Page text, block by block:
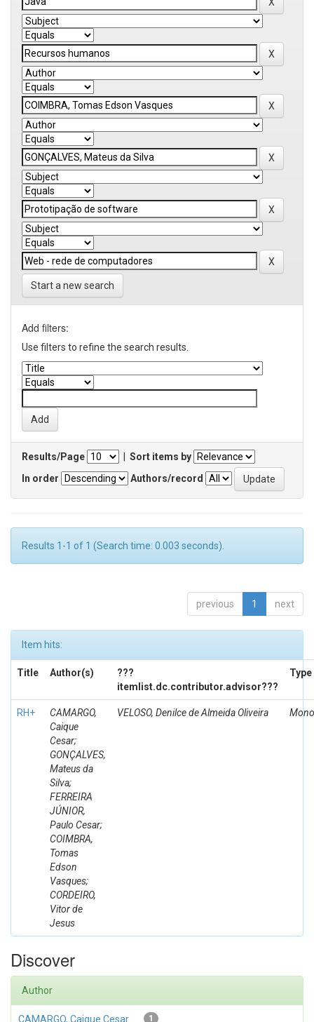
Start a new search
Add filters:
Use filters to refine the search results.
Results/Page
Sort items by
In order
Authors/record
Results 1-1 of 1 (Search time: 0.003 seconds).
previous 1 next
Item hits:
Title Author(s)
???
itemlist.dc.contributor.advisor???
Type
RH+
CAMARGO,
Caique
Cesar;
GONÇALVES,
Mateus da
Silva;
FERREIRA
JÚNIOR,
Paulo Cesar;
COIMBRA,
Tomas
Edson
Vasques;
CORDEIRO,
Vitor de
Jesus
VELOSO, Denilce de Almeida Oliveira
Discover
Author
1
CAMARGO, Caique Cesar